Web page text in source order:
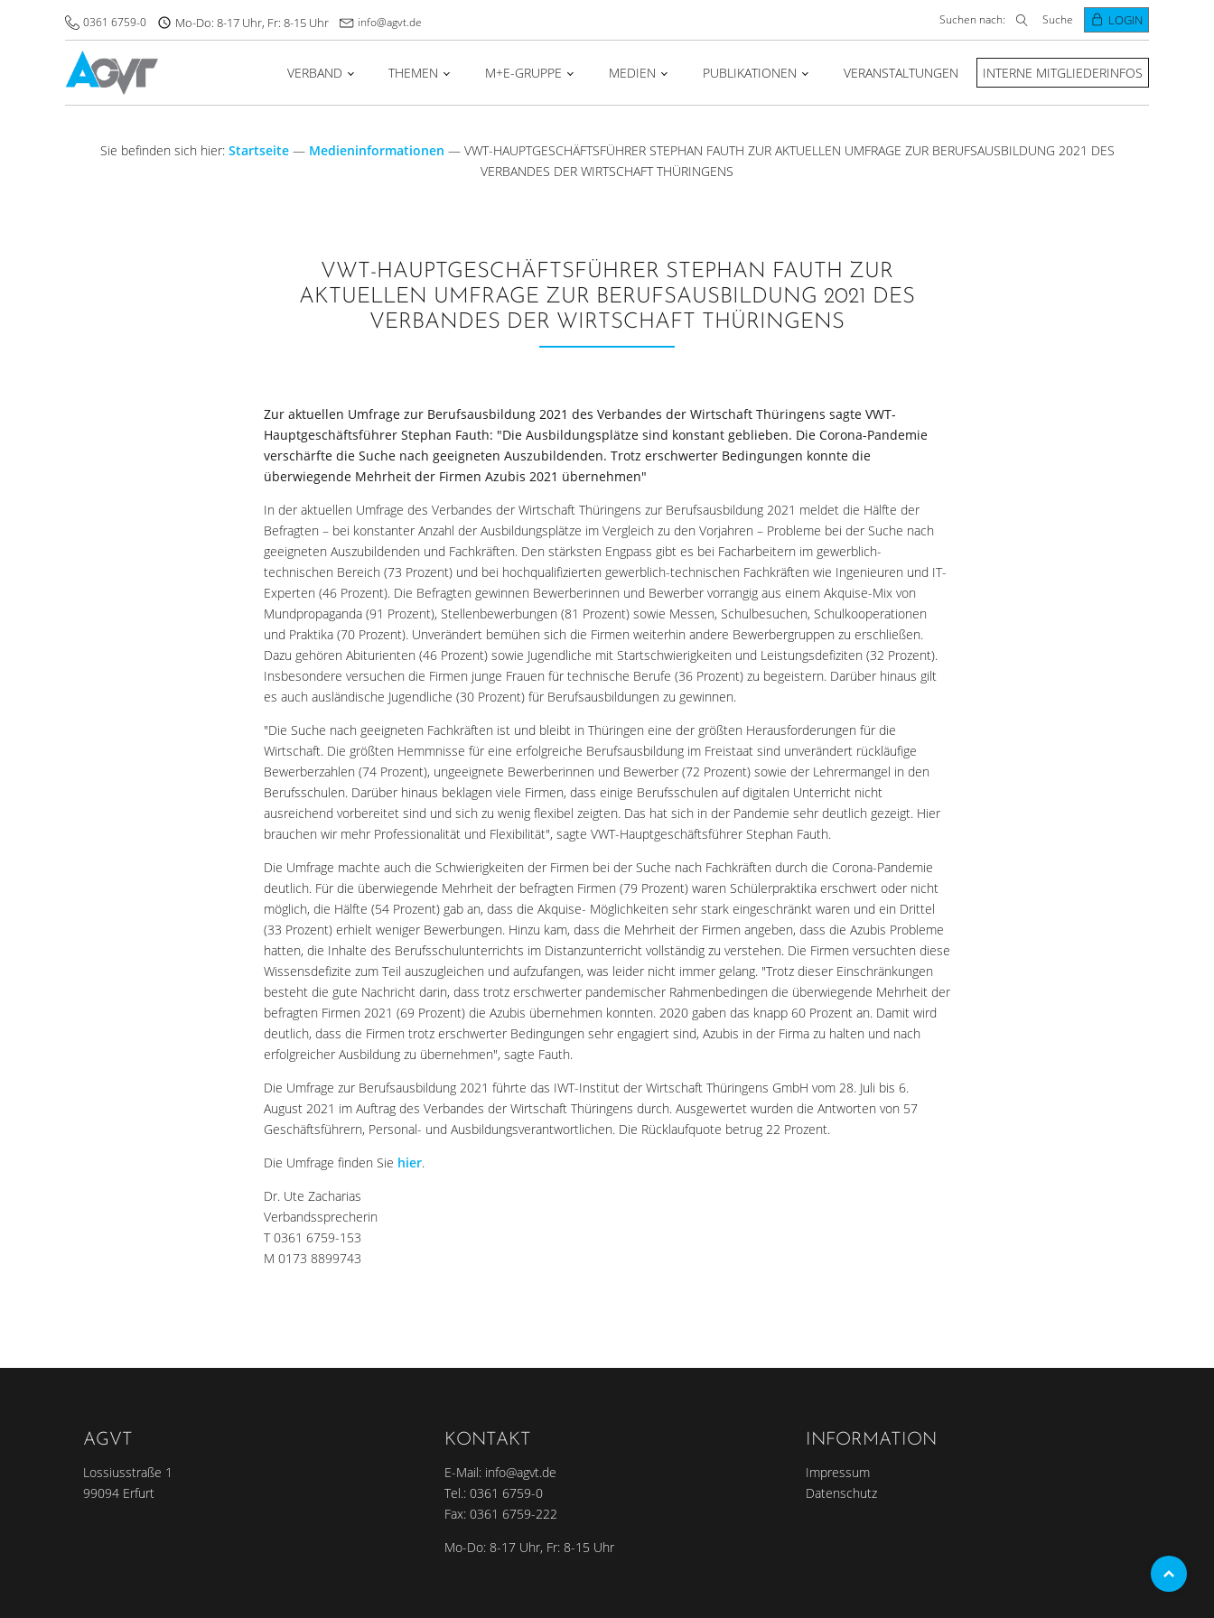
0361 6759-0 Mo-Do: 8-17 Uhr, Fr: 8-15 Uhr info@agvt.de Suchen nach: Suche LOGIN
VERBAND THEMEN M+E-GRUPPE MEDIEN PUBLIKATIONEN VERANSTALTUNGEN INTERNE MITGLIEDERINFOS
Sie befinden sich hier: Startseite— Medieninformationen — VWT-HAUPTGESCHÄFTSFÜHRER STEPHAN FAUTH ZUR AKTUELLEN UMFRAGE ZUR BERUFSAUSBILDUNG 2021 DES
VERBANDES DER WIRTSCHAFT THÜRINGENS
VWT-HAUPTGESCHÄFTSFÜHRER STEPHAN FAUTH ZUR
AKTUELLEN UMFRAGE ZUR BERUFSAUSBILDUNG 2021 DES
VERBANDES DER WIRTSCHAFT THÜRINGENS
Zur aktuellen Umfrage zur Berufsausbildung 2021 des Verbandes der Wirtschaft Thüringens sagte VWT-
Hauptgeschäftsführer Stephan Fauth: "Die Ausbildungsplätze sind konstant geblieben. Die Corona-Pandemie
verschärfte die Suche nach geeigneten Auszubildenden. Trotz erschwerter Bedingungen konnte die
überwiegende Mehrheit der Firmen Azubis 2021 übernehmen"
In der aktuellen Umfrage des Verbandes der Wirtschaft Thüringens zur Berufsausbildung 2021 meldet die Hälfte der
Befragten – bei konstanter Anzahl der Ausbildungsplätze im Vergleich zu den Vorjahren – Probleme bei der Suche nach
geeigneten Auszubildenden und Fachkräften. Den stärksten Engpass gibt es bei Facharbeitern im gewerblich-
technischen Bereich (73 Prozent) und bei hochqualifizierten gewerblich-technischen Fachkräften wie Ingenieuren und IT-
Experten (46 Prozent). Die Befragten gewinnen Bewerberinnen und Bewerber vorrangig aus einem Akquise-Mix von
Mundpropaganda (91 Prozent), Stellenbewerbungen (81 Prozent) sowie Messen, Schulbesuchen, Schulkooperationen
und Praktika (70 Prozent). Unverändert bemühen sich die Firmen weiterhin andere Bewerbergruppen zu erschließen.
Dazu gehören Abiturienten (46 Prozent) sowie Jugendliche mit Startschwierigkeiten und Leistungsdefiziten (32 Prozent).
Insbesondere versuchen die Firmen junge Frauen für technische Berufe (36 Prozent) zu begeistern. Darüber hinaus gilt
es auch ausländische Jugendliche (30 Prozent) für Berufsausbildungen zu gewinnen.
"Die Suche nach geeigneten Fachkräften ist und bleibt in Thüringen eine der größten Herausforderungen für die
Wirtschaft. Die größten Hemmnisse für eine erfolgreiche Berufsausbildung im Freistaat sind unverändert rückläufige
Bewerberzahlen (74 Prozent), ungeeignete Bewerberinnen und Bewerber (72 Prozent) sowie der Lehrermangel in den
Berufsschulen. Darüber hinaus beklagen viele Firmen, dass einige Berufsschulen auf digitalen Unterricht nicht
ausreichend vorbereitet sind und sich zu wenig flexibel zeigten. Das hat sich in der Pandemie sehr deutlich gezeigt. Hier
brauchen wir mehr Professionalität und Flexibilität", sagte VWT-Hauptgeschäftsführer Stephan Fauth.
Die Umfrage machte auch die Schwierigkeiten der Firmen bei der Suche nach Fachkräften durch die Corona-Pandemie
deutlich. Für die überwiegende Mehrheit der befragten Firmen (79 Prozent) waren Schülerpraktika erschwert oder nicht
möglich, die Hälfte (54 Prozent) gab an, dass die Akquise- Möglichkeiten sehr stark eingeschränkt waren und ein Drittel
(33 Prozent) erhielt weniger Bewerbungen. Hinzu kam, dass die Mehrheit der Firmen angeben, dass die Azubis Probleme
hatten, die Inhalte des Berufsschulunterrichts im Distanzunterricht vollständig zu verstehen. Die Firmen versuchten diese
Wissensdefizite zum Teil auszugleichen und aufzufangen, was leider nicht immer gelang. "Trotz dieser Einschränkungen
besteht die gute Nachricht darin, dass trotz erschwerter pandemischer Rahmenbedingen die überwiegende Mehrheit der
befragten Firmen 2021 (69 Prozent) die Azubis übernehmen konnten. 2020 gaben das knapp 60 Prozent an. Damit wird
deutlich, dass die Firmen trotz erschwerter Bedingungen sehr engagiert sind, Azubis in der Firma zu halten und nach
erfolgreicher Ausbildung zu übernehmen", sagte Fauth.
Die Umfrage zur Berufsausbildung 2021 führte das IWT-Institut der Wirtschaft Thüringens GmbH vom 28. Juli bis 6.
August 2021 im Auftrag des Verbandes der Wirtschaft Thüringens durch. Ausgewertet wurden die Antworten von 57
Geschäftsführern, Personal- und Ausbildungsverantwortlichen. Die Rücklaufquote betrug 22 Prozent.
Die Umfrage finden Sie hier.
Dr. Ute Zacharias
Verbandssprecherin
T 0361 6759-153
M 0173 8899743
AGVT
Lossiusstraße 1
99094 Erfurt
KONTAKT
E-Mail: info@agvt.de
Tel.: 0361 6759-0
Fax: 0361 6759-222
Mo-Do: 8-17 Uhr, Fr: 8-15 Uhr
INFORMATION
Impressum
Datenschutz